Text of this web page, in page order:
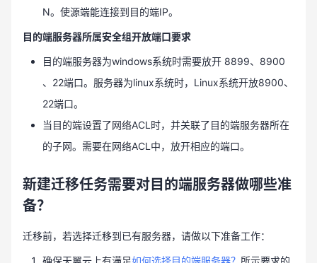
N。使源端能连接到目的端IP。
目的端服务器所属安全组开放端口要求
目的端服务器为windows系统时需要放开 8899、8900
、22端口。服务器为linux系统时，Linux系统开放8900、
22端口。
当目的端设置了网络ACL时，并关联了目的端服务器所在
的子网。需要在网络ACL中，放开相应的端口。
新建迁移任务需要对目的端服务器做哪些准
备？
迁移前，若选择迁移到已有服务器，请做以下准备工作：